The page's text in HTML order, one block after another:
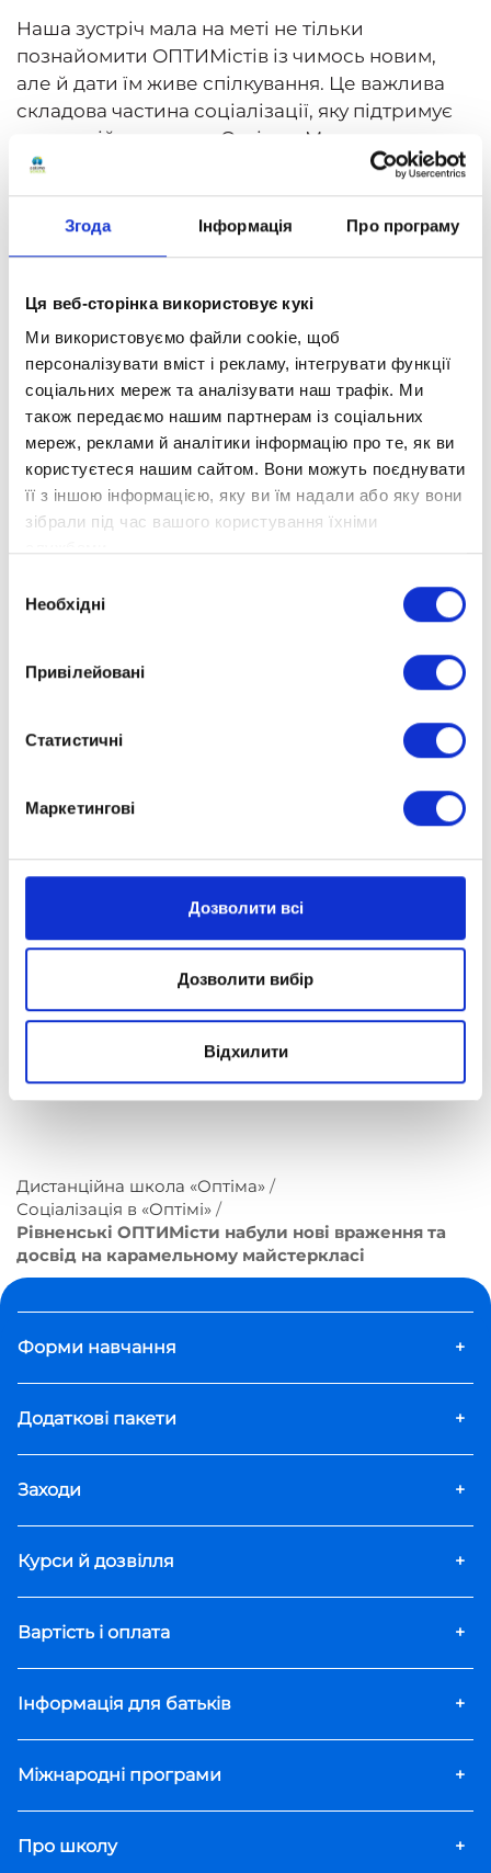
Згода Інформація Про програму
Ця веб-сторінка використовує кукі
Ми використовуємо файли cookie, щоб
персоналізувати вміст і рекламу, інтегрувати функції
соціальних мереж та аналізувати наш трафік. Ми
також передаємо нашим партнерам із соціальних
мереж, реклами й аналітики інформацію про те, як ви
користуєтеся нашим сайтом. Вони можуть поєднувати
її з іншою інформацією, яку ви їм надали або яку вони
зібрали під час вашого користування їхніми
згоди
Необхідні
Привілейовані
Статистичні
Маркетингові
Дозволити всі
Дозволити вибір
Відхилити
Наша зустріч мала на меті не тільки
познайомити ОПТИМістів із чимось новим,
але й дати їм живе спілкування. Це важлива
складова частина соціалізації, яку підтримує
дистанційна школа «Оптіма». Ми створюємо
можливості для розвитку навичок не лише в
навчанні, а й у соціальній взаємодії.
«Оптіма» — це не тільки навчання, це
спільнота, яка надихає та об’єднує!
Дистанційна школа «Оптіма»
Соціалізація в «Оптімі»
Рівненські ОПТИМісти набули нові враження та
досвід на карамельному майстеркласі
Форми навчання +
Додаткові пакети +
Заходи +
Курси й дозвілля +
Вартість і оплата +
Інформація для батьків +
Міжнародні програми +
Про школу +